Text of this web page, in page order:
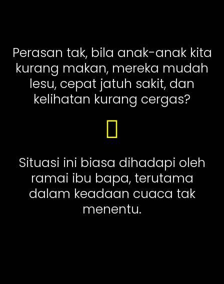
Perasan tak, bila anak-anak kita
kurang makan, mereka mudah
lesu, cepat jatuh sakit, dan
kelihatan kurang cergas?
Situasi ini biasa dihadapi oleh
ramai ibu bapa, terutama
dalam keadaan cuaca tak
menentu.